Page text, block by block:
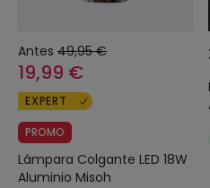
Antes 49,95 €
19,99 €
EXPERT
PROMO
Lámpara Colgante LED 18W
Aluminio Misoh